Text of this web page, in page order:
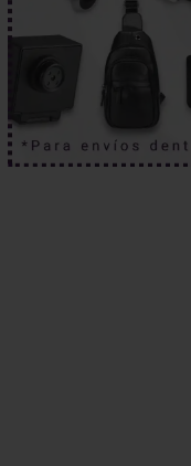
Mira sin
Algunas